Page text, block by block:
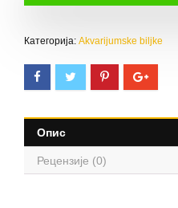
Категорија: Akvarijumske biljke
Опис
Рецензије (0)